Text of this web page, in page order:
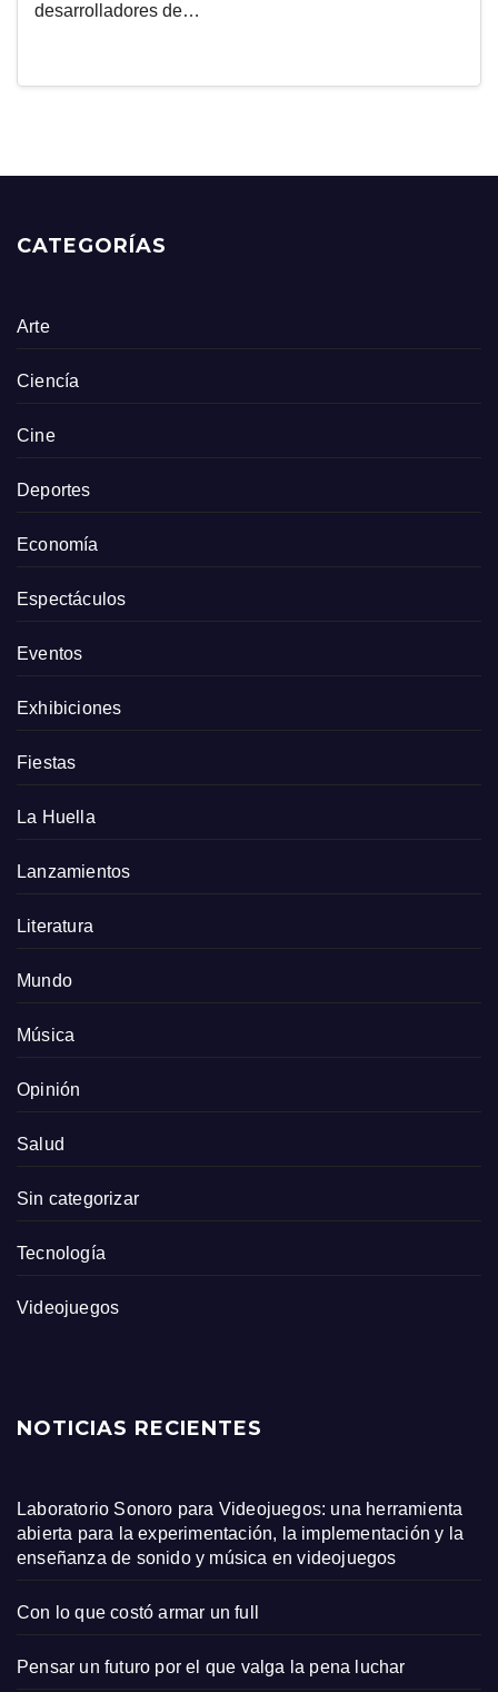
desarrolladores de…
CATEGORÍAS
Arte
Ciencía
Cine
Deportes
Economía
Espectáculos
Eventos
Exhibiciones
Fiestas
La Huella
Lanzamientos
Literatura
Mundo
Música
Opinión
Salud
Sin categorizar
Tecnología
Videojuegos
NOTICIAS RECIENTES
Laboratorio Sonoro para Videojuegos: una herramienta
abierta para la experimentación, la implementación y la
enseñanza de sonido y música en videojuegos
Con lo que costó armar un full
Pensar un futuro por el que valga la pena luchar